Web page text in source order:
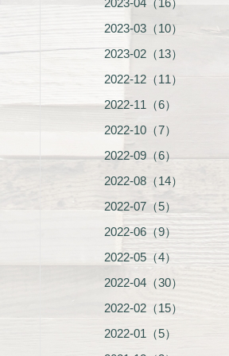
2023-04（16）
2023-03（10）
2023-02（13）
2022-12（11）
2022-11（6）
2022-10（7）
2022-09（6）
2022-08（14）
2022-07（5）
2022-06（9）
2022-05（4）
2022-04（30）
2022-02（15）
2022-01（5）